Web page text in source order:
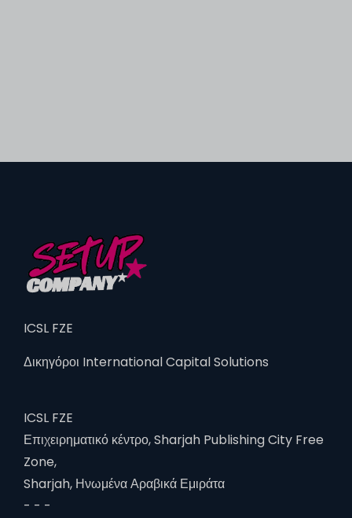
ICSL FZE
Δικηγόροι International Capital Solutions
ICSL FZE
Επιχειρηματικό κέντρο, Sharjah Publishing City Free
Zone,
Sharjah, Ηνωμένα Αραβικά Εμιράτα
- - -